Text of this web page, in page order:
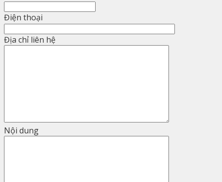
Điện thoại
Địa chỉ liên hệ
Nội dung